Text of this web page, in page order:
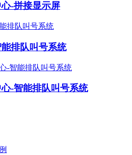
-拼接显示屏
排队叫号系统
-智能排队叫号系统